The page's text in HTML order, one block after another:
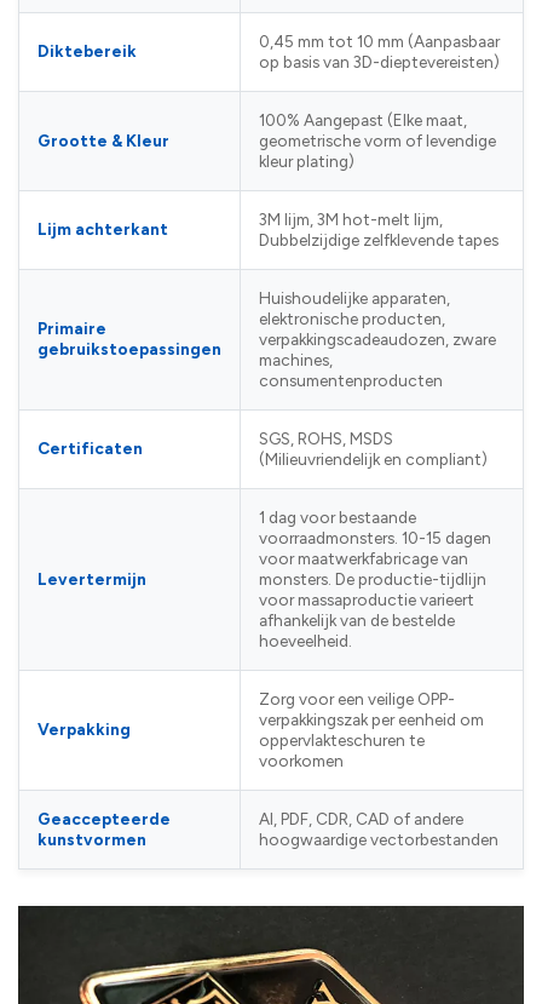
Diktebereik
0,45 mm tot 10 mm (Aanpasbaar
op basis van 3D-dieptevereisten)
Grootte & Kleur
100% Aangepast (Elke maat,
geometrische vorm of levendige
kleur plating)
Lijm achterkant
3M lijm, 3M hot-melt lijm,
Dubbelzijdige zelfklevende tapes
Primaire
gebruikstoepassingen
Huishoudelijke apparaten,
elektronische producten,
verpakkingscadeaudozen, zware
machines,
consumentenproducten
Certificaten
SGS, ROHS, MSDS
(Milieuvriendelijk en compliant)
Levertermijn
1 dag voor bestaande
voorraadmonsters. 10-15 dagen
voor maatwerkfabricage van
monsters. De productie-tijdlijn
voor massaproductie varieert
afhankelijk van de bestelde
hoeveelheid.
Verpakking
Zorg voor een veilige OPP-
verpakkingszak per eenheid om
oppervlakteschuren te
voorkomen
Geaccepteerde
kunstvormen
AI, PDF, CDR, CAD of andere
hoogwaardige vectorbestanden